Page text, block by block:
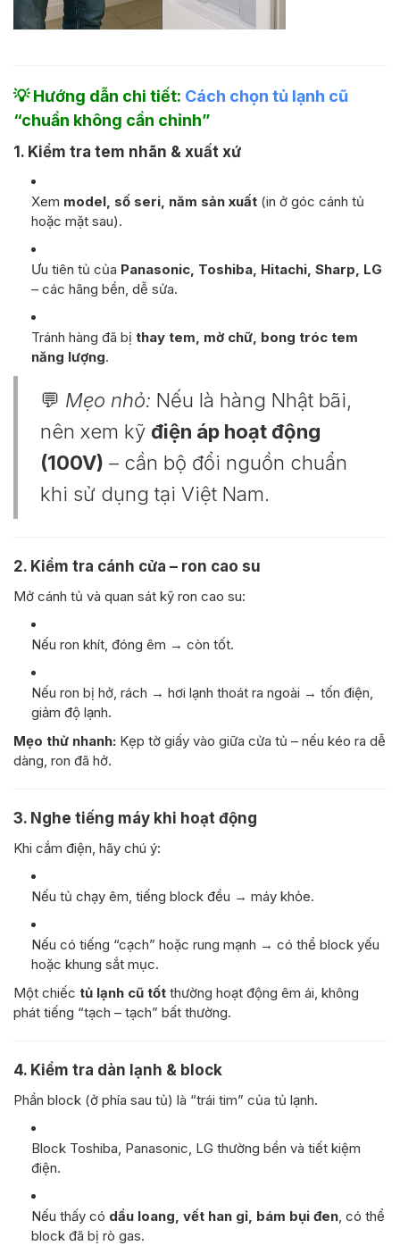
💡 Hướng dẫn chi tiết: Cách chọn tủ lạnh cũ
“chuẩn không cần chỉnh”
1. Kiểm tra tem nhãn & xuất xứ
Xem model, số seri, năm sản xuất (in ở góc cánh tủ
hoặc mặt sau).
Ưu tiên tủ của Panasonic, Toshiba, Hitachi, Sharp, LG
– các hãng bền, dễ sửa.
Tránh hàng đã bị thay tem, mờ chữ, bong tróc tem
năng lượng.
💬 Mẹo nhỏ: Nếu là hàng Nhật bãi,
nên xem kỹ điện áp hoạt động
(100V) – cần bộ đổi nguồn chuẩn
khi sử dụng tại Việt Nam.
2. Kiểm tra cánh cửa – ron cao su
Mở cánh tủ và quan sát kỹ ron cao su:
Nếu ron khít, đóng êm → còn tốt.
Nếu ron bị hở, rách → hơi lạnh thoát ra ngoài → tốn điện,
giảm độ lạnh.
Mẹo thử nhanh: Kẹp tờ giấy vào giữa cửa tủ – nếu kéo ra dễ
dàng, ron đã hở.
3. Nghe tiếng máy khi hoạt động
Khi cắm điện, hãy chú ý:
Nếu tủ chạy êm, tiếng block đều → máy khỏe.
Nếu có tiếng “cạch” hoặc rung mạnh → có thể block yếu
hoặc khung sắt mục.
Một chiếc tủ lạnh cũ tốt thường hoạt động êm ái, không
phát tiếng “tạch – tạch” bất thường.
4. Kiểm tra dàn lạnh & block
Phần block (ở phía sau tủ) là “trái tim” của tủ lạnh.
Block Toshiba, Panasonic, LG thường bền và tiết kiệm
điện.
Nếu thấy có dầu loang, vết han gỉ, bám bụi đen , có thể
block đã bị rò gas.